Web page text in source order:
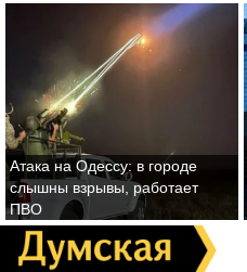
Атака на Одессу: в городе
слышны взрывы, работает
ПВО